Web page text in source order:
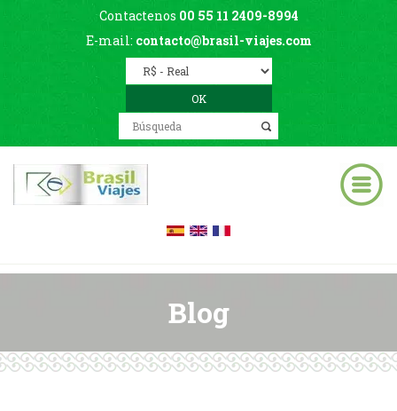
Contactenos 00 55 11 2409-8994
E-mail: contacto@brasil-viajes.com
Blog